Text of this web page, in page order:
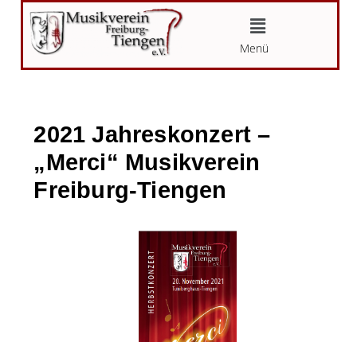
Zum
Inhalt
springen
Menü
Menü
2021 Jahreskonzert –
„Merci“ Musikverein
Freiburg-Tiengen